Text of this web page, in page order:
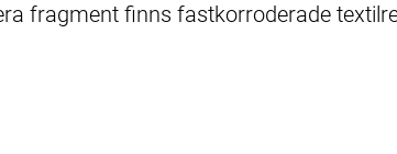
fragment finns fastkorroderade